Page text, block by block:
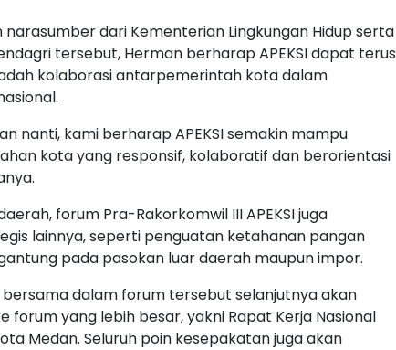
dari Kementerian Lingkungan Hidup serta
tersebut, Herman berharap APEKSI dapat terus
kolaborasi antarpemerintah kota dalam
nanti, kami berharap APEKSI semakin mampu
kota yang responsif, kolaboratif dan berorientasi
forum Pra-Rakorkomwil III APEKSI juga
lainnya, seperti penguatan ketahanan pangan
pada pasokan luar daerah maupun impor.
dalam forum tersebut selanjutnya akan
forum yang lebih besar, yakni Rapat Kerja Nasional
Medan. Seluruh poin kesepakatan juga akan